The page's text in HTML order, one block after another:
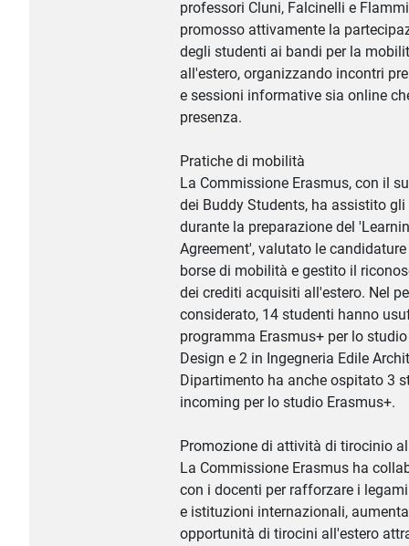
professori Cluni, Falcinelli e
promosso attivamente la
degli studenti ai bandi per la
all'estero, organizzando incontri
e sessioni informative sia online
presenza.
Pratiche di mobilità
La Commissione Erasmus, con il
dei Buddy Students, ha assistito
durante la preparazione del
Agreement', valutato le candidature
borse di mobilità e gestito il
dei crediti acquisiti all'estero. Nel
considerato, 14 studenti hanno
programma Erasmus+ per lo
Design e 2 in Ingegneria Edile
Dipartimento ha anche ospitato 3
incoming per lo studio Erasmus+.
Promozione di attività di tirocinio
La Commissione Erasmus ha
con i docenti per rafforzare i
e istituzioni internazionali,
opportunità di tirocini all'estero